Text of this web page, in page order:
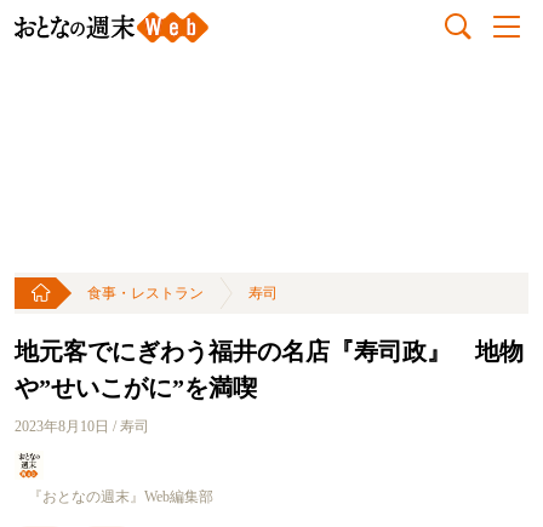
食事・レストラン 寿司
地元客でにぎわう福井の名店『寿司政』 地物
や”せいこがに”を満喫
2023年8月10日 / 寿司
『おとなの週末』Web編集部